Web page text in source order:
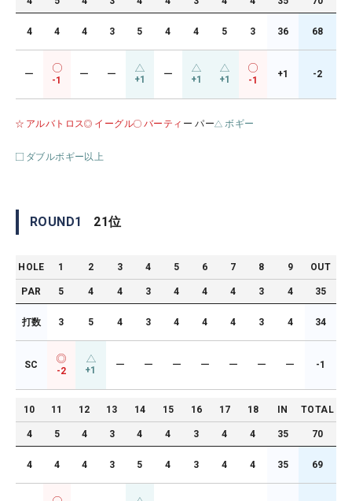
4 4 4 3 5 4 4 5 3 36 68
ー
-1
ー ー +1 ー +1 +1 -1
+1 -2
アルバトロス イーグル バーティ ー パー ボギー
ダブルボギー以上
ROUND1 21位
HOLE 1 2 3 4 5 6 7 8 9 OUT
PAR 5 4 4 3 4 4 4 3 4 35
打数 3 5 4 3 4 4 4 3 4 34
SC
-2 +1 ー ー ー ー ー ー ー -1
10 11 12 13 14 15 16 17 18 IN TOTAL
4 5 4 3 4 4 3 4 4 35 70
4 4 4 3 5 4 3 4 4 35 69